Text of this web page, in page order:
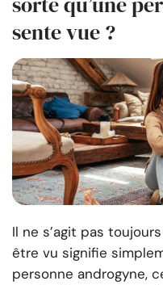
sente vue ?
Il ne s’agit pas
être vu signifie
personne androgyne,